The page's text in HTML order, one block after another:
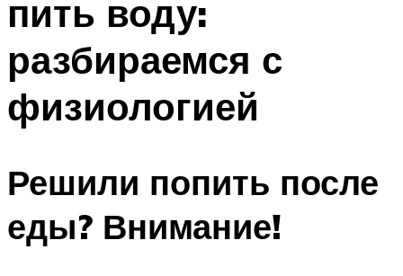
пить воду:
разбираемся с
физиологией
Решили попить после
еды? Внимание!